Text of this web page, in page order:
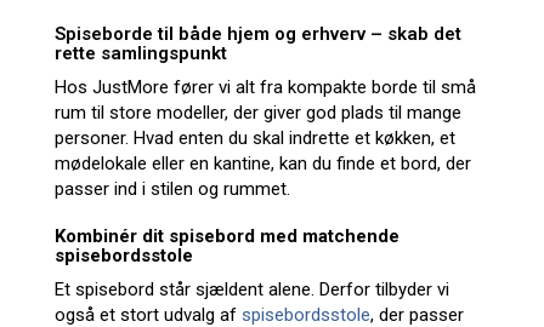
Spiseborde til både hjem og erhverv – skab det
rette samlingspunkt
Hos JustMore fører vi alt fra kompakte borde til små
rum til store modeller, der giver god plads til mange
personer. Hvad enten du skal indrette et køkken, et
mødelokale eller en kantine, kan du finde et bord, der
passer ind i stilen og rummet.
Kombinér dit spisebord med matchende
spisebordsstole
Et spisebord står sjældent alene. Derfor tilbyder vi
også et stort udvalg af spisebordsstole, der passer